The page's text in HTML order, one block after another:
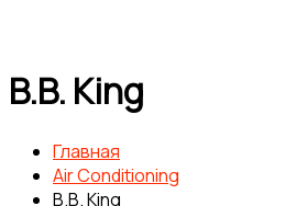
B.B. King
Главная
Air Conditioning
B.B. King